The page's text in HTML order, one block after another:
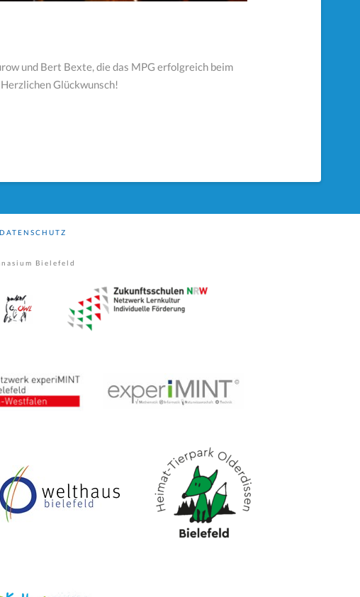
und Bert Bexte, die das MPG erfolgreich beim
Glückwunsch!
DATENSCHUTZ
Bielefeld